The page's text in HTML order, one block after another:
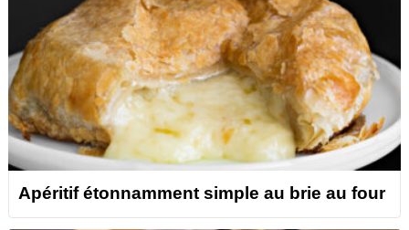
Apéritif étonnamment simple au brie au four